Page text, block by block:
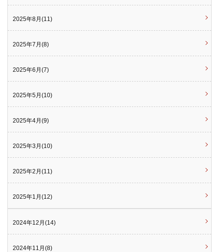
2025年8月(11)
2025年7月(8)
2025年6月(7)
2025年5月(10)
2025年4月(9)
2025年3月(10)
2025年2月(11)
2025年1月(12)
2024年12月(14)
2024年11月(8)